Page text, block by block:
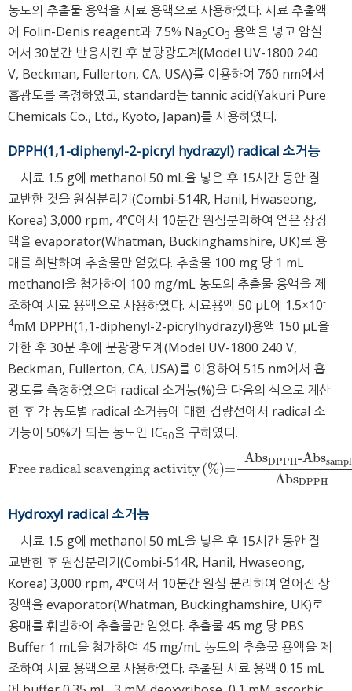
농도의 추출물 용액을 시료 용액으로 사용하였다. 시료 추출액
에 Folin-Denis reagent과 7.5% Na2CO3 용액을 넣고 암실
에서 30분간 반응시킨 후 분광광도계(Model UV-1800 240
V, Beckman, Fullerton, CA, USA)를 이용하여 760 nm에서
흡광도를 측정하였고, standard는 tannic acid(Yakuri Pure
Chemicals Co., Ltd., Kyoto, Japan)를 사용하였다.
DPPH(1,1-diphenyl-2-picryl hydrazyl) radical 소거능
시료 1.5 g에 methanol 50 mL을 넣은 후 15시간 동안 잘
교반한 것을 원심분리기(Combi-514R, Hanil, Hwaseong,
Korea) 3,000 rpm, 4℃에서 10분간 원심분리하여 얻은 상징
액을 evaporator(Whatman, Buckinghamshire, UK)로 용
매를 휘발하여 추출물만 얻었다. 추출물 100 mg 당 1 mL
methanol을 첨가하여 100 mg/mL 농도의 추출물 용액을 제
조하여 시료 용액으로 사용하였다. 시료용액 50 μL에 1.5×10-
4mM DPPH(1,1-diphenyl-2-picrylhydrazyl)용액 150 μL을
가한 후 30분 후에 분광광도계(Model UV-1800 240 V,
Beckman, Fullerton, CA, USA)를 이용하여 515 nm에서 흡
광도를 측정하였으며 radical 소거능(%)을 다음의 식으로 계산
한 후 각 농도별 radical 소거능에 대한 검량선에서 radical 소
거능이 50%가 되는 농도인 IC50을 구하였다.
Free radical scavenging activity(%)=
AbsDPPH-Abs
AbsDPPH
Free radical scavenging activity%=AbsDPPH-Abssample Abs
Hydroxyl radical 소거능
시료 1.5 g에 methanol 50 mL을 넣은 후 15시간 동안 잘
교반한 후 원심분리기(Combi-514R, Hanil, Hwaseong,
Korea) 3,000 rpm, 4℃에서 10분간 원심 분리하여 얻어진 상
징액을 evaporator(Whatman, Buckinghamshire, UK)로
용매를 휘발하여 추출물만 얻었다. 추출물 45 mg 당 PBS
Buffer 1 mL을 첨가하여 45 mg/mL 농도의 추출물 용액을 제
조하여 시료 용액으로 사용하였다. 추출된 시료 용액 0.15 mL